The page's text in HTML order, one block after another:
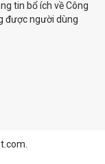
tin bổ ích về Công
được người dùng